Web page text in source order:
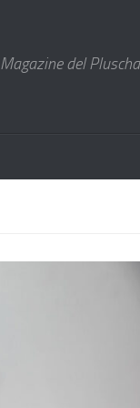
Magazine del